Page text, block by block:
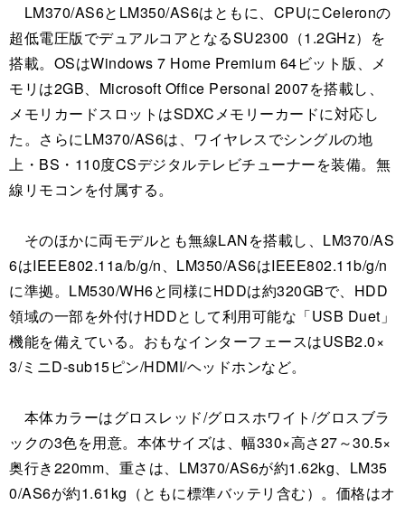
LM370/AS6とLM350/AS6はともに、CPUにCeleronの
超低電圧版でデュアルコアとなるSU2300（1.2GHz）を
搭載。OSはWindows 7 Home Premium 64ビット版、メ
モリは2GB、Microsoft Office Personal 2007を搭載し、
メモリカードスロットはSDXCメモリーカードに対応し
た。さらにLM370/AS6は、ワイヤレスでシングルの地
上・BS・110度CSデジタルテレビチューナーを装備。無
線リモコンを付属する。
そのほかに両モデルとも無線LANを搭載し、LM370/AS
6はIEEE802.11a/b/g/n、LM350/AS6はIEEE802.11b/g/n
に準拠。LM530/WH6と同様にHDDは約320GBで、HDD
領域の一部を外付けHDDとして利用可能な「USB Duet」
機能を備えている。おもなインターフェースはUSB2.0×
3/ミニD-sub15ピン/HDMI/ヘッドホンなど。
本体カラーはグロスレッド/グロスホワイト/グロスブラ
ックの3色を用意。本体サイズは、幅330×高さ27～30.5×
奥行き220mm、重さは、LM370/AS6が約1.62kg、LM35
0/AS6が約1.61kg（ともに標準バッテリ含む）。価格はオ